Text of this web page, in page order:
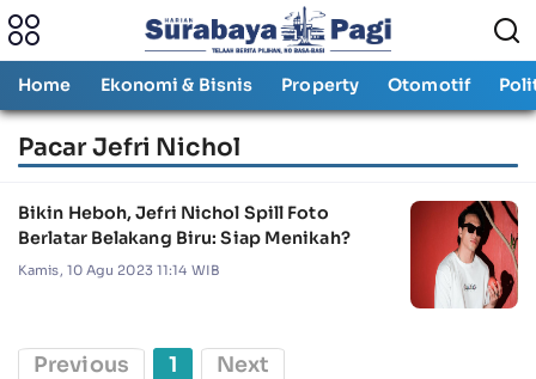
Home Ekonomi & Bisnis Property Otomotif
Pacar Jefri Nichol
Bikin Heboh, Jefri Nichol Spill Foto
Berlatar Belakang Biru: Siap Menikah?
Kamis, 10 Agu 2023 11:14 WIB
Previous 1 Next